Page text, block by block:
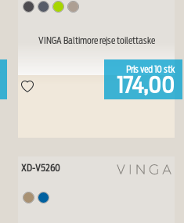
VINGA Baltimore rejse toilettaske
Pris ved 10stk
174,00
XD-V5260